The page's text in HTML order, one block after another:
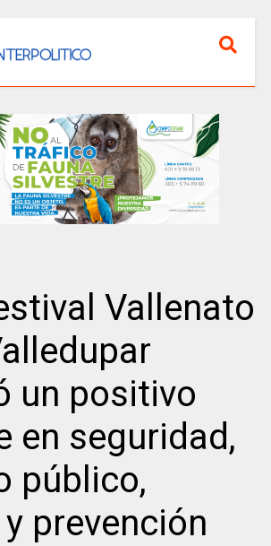
Vallenato
un positivo
en seguridad,
público,
prevención